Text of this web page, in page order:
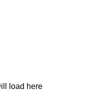
load here